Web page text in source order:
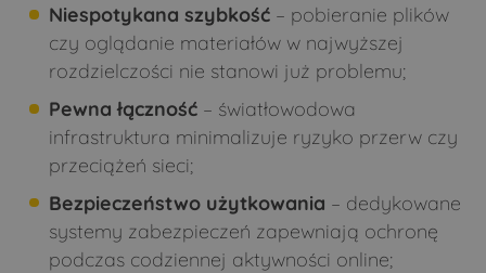
Mikulicze
Minczewo
Miodusy-Dworaki
Miodusy-Inochy
Moczydły-Kukiełki
Moczydły-Pszczółki
Morze
Nowoberezowo
Obniże
Obniże
Oleksin
Niespotykana szybkość– pobieranie plików
czy oglądanie materiałów w najwyższej
rozdzielczości nie stanowi już problemu;
Pewna łączność– światłowodowa
infrastruktura minimalizuje ryzyko przerw czy
przeciążeń sieci;
Bezpieczeństwo użytkowania – dedykowane
systemy zabezpieczeń zapewniają ochronę
podczas codziennej aktywności online;